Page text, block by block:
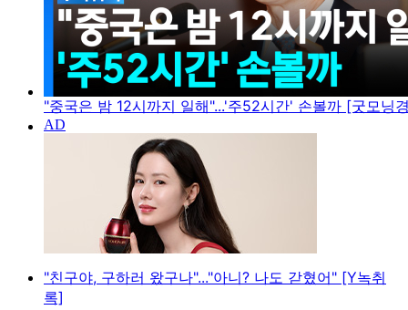
"중국은 밤 12시까지 일해"...'주52시간' 손볼까 [굿모닝
"친구야, 구하러 왔구나"..."아니? 나도 갇혔어" [Y녹취
록]